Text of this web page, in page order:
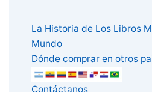
La Historia de Los Libros
Mundo
Dónde comprar en otros
Contáctanos